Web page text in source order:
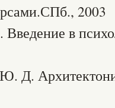
2003
в
Д.